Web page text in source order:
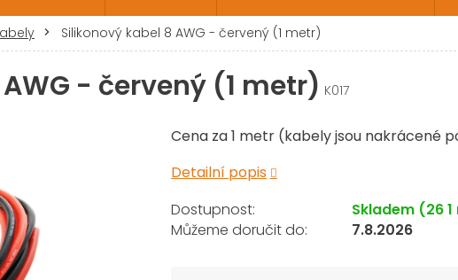
Silikonový kabel 8 AWG - červený (1 metr)
- červený (1 metr) K017
Cena za 1 metr (kabely jsou nakrácené
Detailní popis
Skladem (26
7.8.2026